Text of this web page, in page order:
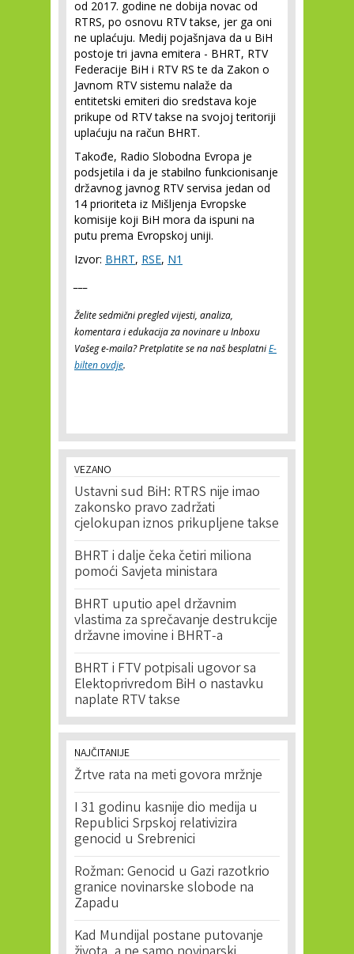
od 2017. godine ne dobija novac od
RTRS, po osnovu RTV takse, jer ga oni
ne uplaćuju. Medij pojašnjava da u BiH
postoje tri javna emitera - BHRT, RTV
Federacije BiH i RTV RS te da Zakon o
Javnom RTV sistemu nalaže da
entitetski emiteri dio sredstava koje
prikupe od RTV takse na svojoj teritoriji
uplaćuju na račun BHRT.
Takođe, Radio Slobodna Evropa je
podsjetila i da je stabilno funkcionisanje
državnog javnog RTV servisa jedan od
14 prioriteta iz Mišljenja Evropske
komisije koji BiH mora da ispuni na
putu prema Evropskoj uniji.
Izvor: BHRT, RSE, N1
Želite sedmični pregled vijesti, analiza,
komentara i edukacija za novinare u Inboxu
Vašeg e-maila? Pretplatite se na naš besplatniE-
bilten ovdje.
VEZANO
Ustavni sud BiH: RTRS nije imao
zakonsko pravo zadržati
cjelokupan iznos prikupljene takse
BHRT i dalje čeka četiri miliona
pomoći Savjeta ministara
BHRT uputio apel državnim
vlastima za sprečavanje destrukcije
državne imovine i BHRT-a
BHRT i FTV potpisali ugovor sa
Elektoprivredom BiH o nastavku
naplate RTV takse
NAJČITANIJE
Žrtve rata na meti govora mržnje
I 31 godinu kasnije dio medija u
Republici Srpskoj relativizira
genocid u Srebrenici
Rožman: Genocid u Gazi razotkrio
granice novinarske slobode na
Zapadu
Kad Mundijal postane putovanje